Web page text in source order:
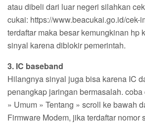
atau dibeli dari luar negeri silahkan
cukai: https://www.beacukai.go.id/cek-
terdaftar maka besar kemungkinan hp
sinyal karena diblokir pemerintah.
3. IC baseband
Hilangnya sinyal juga bisa karena IC
penangkap jaringan bermasalah.
» Umum » Tentang » scroll ke bawah
Firmware Modem, jika terdaftar nomor